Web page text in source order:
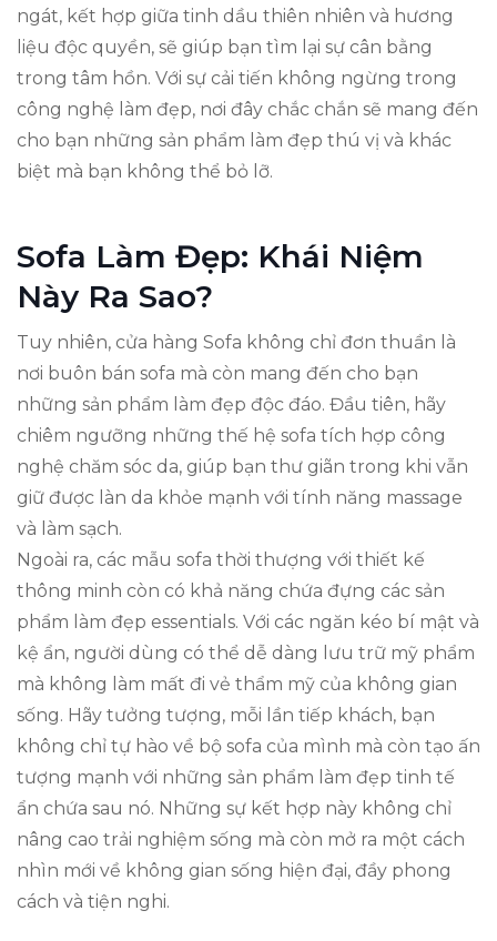
ngát, kết hợp giữa tinh dầu thiên nhiên và hương
liệu độc quyền, sẽ giúp bạn tìm lại sự cân bằng
trong tâm hồn. Với sự cải tiến không ngừng trong
công nghệ làm đẹp, nơi đây chắc chắn sẽ mang đến
cho bạn những sản phẩm làm đẹp thú vị và khác
biệt mà bạn không thể bỏ lỡ.
Sofa Làm Đẹp: Khái Niệm
Này Ra Sao?
Tuy nhiên, cửa hàng Sofa không chỉ đơn thuần là
nơi buôn bán sofa mà còn mang đến cho bạn
những sản phẩm làm đẹp độc đáo. Đầu tiên, hãy
chiêm ngưỡng những thế hệ sofa tích hợp công
nghệ chăm sóc da, giúp bạn thư giãn trong khi vẫn
giữ được làn da khỏe mạnh với tính năng massage
và làm sạch.
Ngoài ra, các mẫu sofa thời thượng với thiết kế
thông minh còn có khả năng chứa đựng các sản
phẩm làm đẹp essentials. Với các ngăn kéo bí mật và
kệ ẩn, người dùng có thể dễ dàng lưu trữ mỹ phẩm
mà không làm mất đi vẻ thẩm mỹ của không gian
sống. Hãy tưởng tượng, mỗi lần tiếp khách, bạn
không chỉ tự hào về bộ sofa của mình mà còn tạo ấn
tượng mạnh với những sản phẩm làm đẹp tinh tế
ẩn chứa sau nó. Những sự kết hợp này không chỉ
nâng cao trải nghiệm sống mà còn mở ra một cách
nhìn mới về không gian sống hiện đại, đầy phong
cách và tiện nghi.